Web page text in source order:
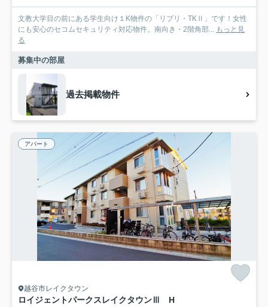
文教大学目の前にある学生向け１K物件の「リブリ・TKⅡ」です！女性
にも安心のセコムセキュリティ対応物件。南向き・2階角部... もっと見
る
募集中の部屋
過去掲載物件
アパート
越谷市レイクタウン
ロイジェントパークスレイクタウンⅢ H